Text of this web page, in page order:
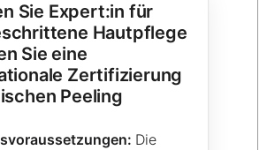
Sie Expert:in für
Hautpflege
Sie eine
Zertifizierung
Peeling
Die